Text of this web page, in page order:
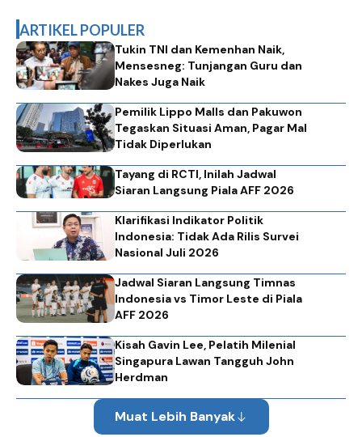
ARTIKEL POPULER
Tukin TNI dan Kemenhan Naik,
Mensesneg: Tunjangan Guru dan
Nakes Juga Naik
Pemilik Lippo Malls dan Pakuwon
Tegaskan Situasi Aman, Pagar Mal
Tidak Diperlukan
Tayang di RCTI, Inilah Jadwal
Siaran Langsung Piala AFF 2026
Klarifikasi Indikator Politik
Indonesia: Tidak Ada Rilis Survei
Nasional Juli 2026
Jadwal Siaran Langsung Timnas
Indonesia vs Timor Leste di Piala
AFF 2026
Kisah Gavin Lee, Pelatih Milenial
Singapura Lawan Tangguh John
Herdman
Muat Lebih Banyak